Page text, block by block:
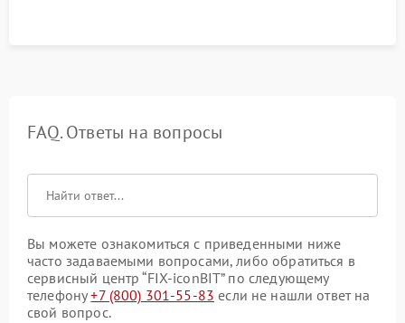
FAQ. Ответы на вопросы
Вы можете ознакомиться с приведенными ниже
часто задаваемыми вопросами, либо обратиться в
сервисный центр “FIX-iconBIT” по следующему
телефону+7 (800) 301-55-83 если не нашли ответ на
свой вопрос.